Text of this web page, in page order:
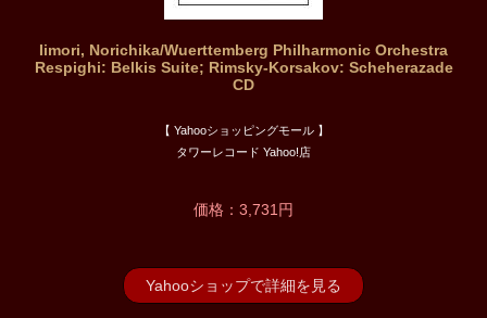
Iimori, Norichika/Wuerttemberg Philharmonic Orchestra
Respighi: Belkis Suite; Rimsky-Korsakov: Scheherazade
CD
【 Yahooショッピングモール 】
タワーレコード Yahoo!店
価格：3,731円
Yahooショップで詳細を見る